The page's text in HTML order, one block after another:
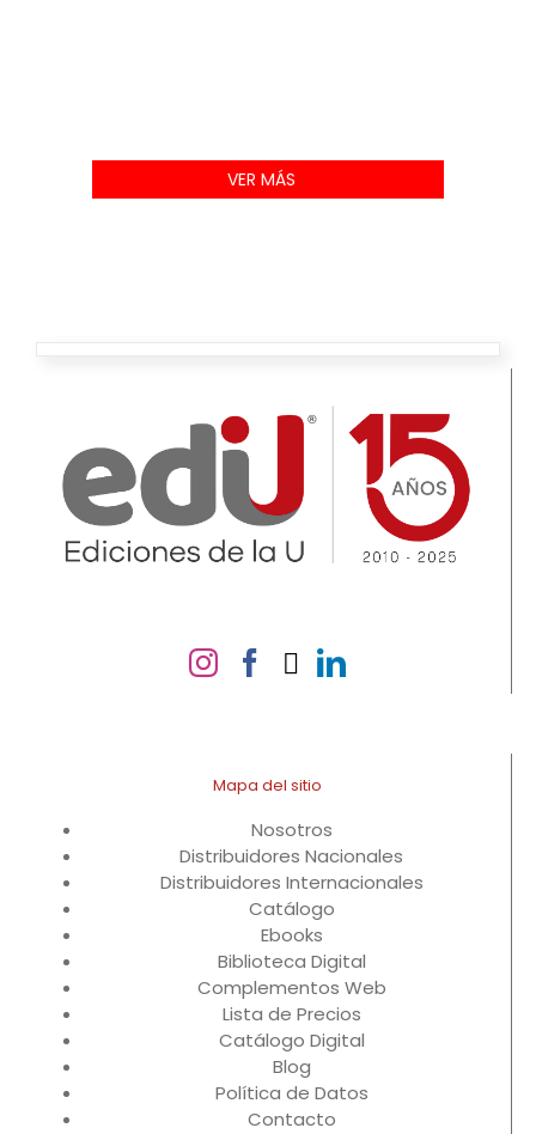
VER MÁS
Mapa del sitio
Nosotros
Distribuidores Nacionales
Distribuidores Internacionales
Catálogo
Ebooks
Biblioteca Digital
Complementos Web
Lista de Precios
Catálogo Digital
Blog
Política de Datos
Contacto